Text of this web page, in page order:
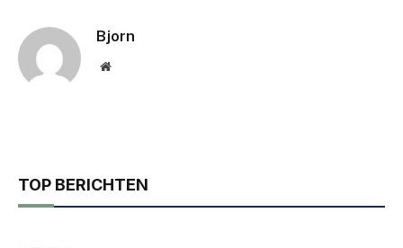
Bjorn
Website
TOP BERICHTEN